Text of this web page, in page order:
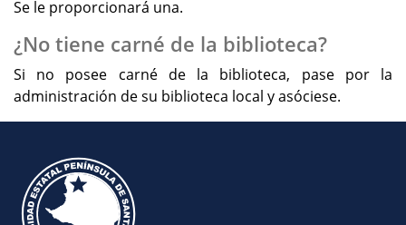
Se le proporcionará una.
¿No tiene carné de la biblioteca?
Si no posee carné de la biblioteca, pase por la
administración de su biblioteca local y asóciese.